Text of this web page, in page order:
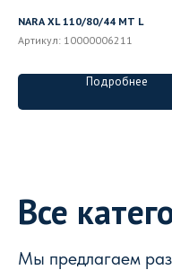
NARA XL 110/80/44 MT L
Артикул: 10000006211
Подробнее
Все
Мы предлагаем